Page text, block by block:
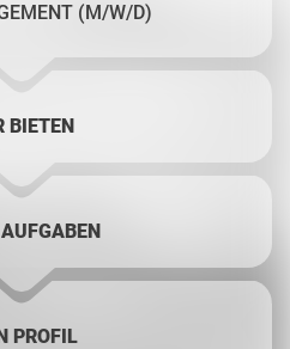
(M/W/D)
BIETEN
PROFIL